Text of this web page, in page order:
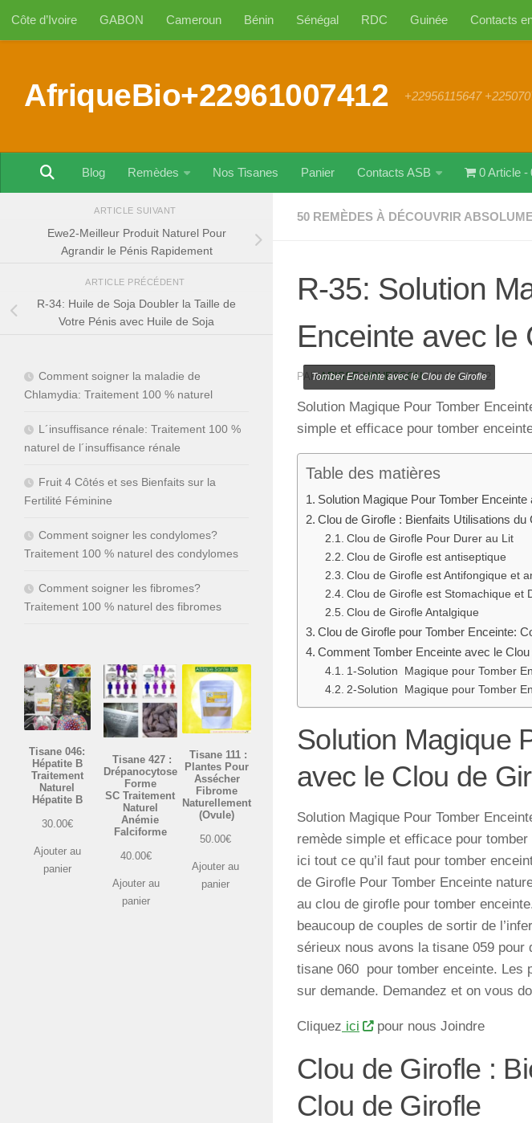
Au dessous du contenu
Côte d’Ivoire GABON Cameroun Bénin Sénégal RDC Guinée Contacts
AfriqueBio+22961007412 +22956115647
Blog Remèdes Nos Tisanes Panier Contacts ASB 0 Article
50 REMÈDES À DÉCOUVRIR
R-35: Solution
Enceinte avec le
PARARISSE HOUESSOU ·22 MAI 2022
Tomber Enceinte avec le Clou de Girofle
Solution Magique Pour Tomber
simple et efficace pour tomber
Table des matières
Solution Magique Pour Tomber
Clou de Girofle : Bienfaits Utilisations du
Clou de Girofle Pour Durer au Lit
Clou de Girofle est antiseptique
Clou de Girofle est Antifongique et
Clou de Girofle est Stomachique et
Clou de Girofle Antalgique
Clou de Girofle pour Tomber Enceinte:
Comment Tomber Enceinte avec le
1-Solution Magique pour Tomber
2-Solution Magique pour Tomber
Solution Magique
avec le Clou de
Solution Magique Pour Tomber
remède simple et efficace pour
ici tout ce qu’il faut pour tomber
de Girofle Pour Tomber Enceinte
au clou de girofle pour tomber
beaucoup de couples de sortir de
sérieux nous avons la tisane 059
tisane 060 pour tomber enceinte. Les
sur demande. Demandez et on vous
Cliquez ici pour nous Joindre
Clou de Girofle :
Clou de Girofle
ARTICLE SUIVANT
Ewe2-Meilleur Produit Naturel Pour
Agrandir le Pénis Rapidement
ARTICLE PRÉCÉDENT
R-34: Huile de Soja Doubler la Taille de
Votre Pénis avec Huile de Soja
Comment soigner la maladie de
Chlamydia: Traitement 100 % naturel
L´insuffisance rénale: Traitement 100 %
naturel de l´insuffisance rénale
Fruit 4 Côtés et ses Bienfaits sur la
Fertilité Féminine
Comment soigner les condylomes?
Traitement 100 % naturel des condylomes
Comment soigner les fibromes?
Traitement 100 % naturel des fibromes
Tisane 046:
Hépatite B
Traitement
Naturel
Hépatite B
30.00€
Ajouter au
panier
Tisane 427 :
Drépanocytose
Forme
SC Traitement
Naturel
Anémie
Falciforme
40.00€
Ajouter au
panier
Tisane 111 :
Plantes Pour
Assécher
Fibrome
Naturellement
(Ovule)
50.00€
Ajouter au
panier